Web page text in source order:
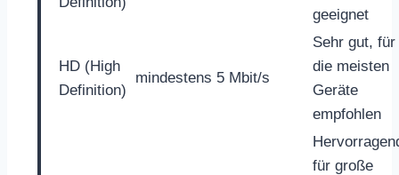
geeignet
HD (High
Definition)
mindestens 5 Mbit/s
Sehr gut, für
die meisten
Geräte
empfohlen
für große